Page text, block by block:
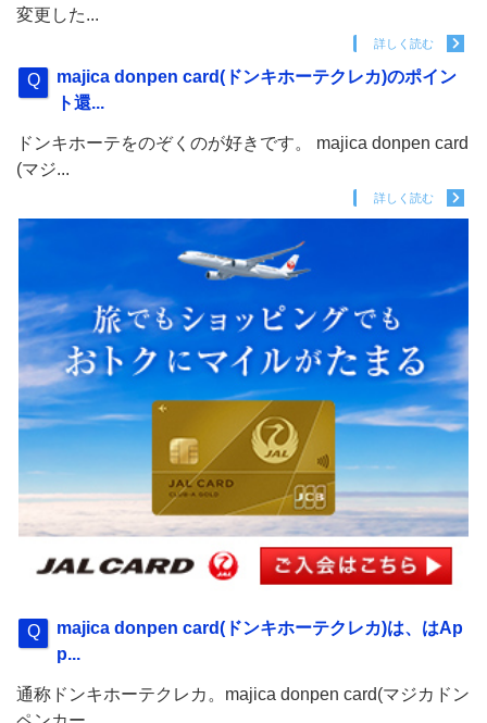
変更した...
詳しく読む
majica donpen card(ドンキホーテクレカ)のポイン
ト還...
ドンキホーテをのぞくのが好きです。 majica donpen card
(マジ...
詳しく読む
majica donpen card(ドンキホーテクレカ)は、はAp
p...
通称ドンキホーテクレカ。majica donpen card(マジカドン